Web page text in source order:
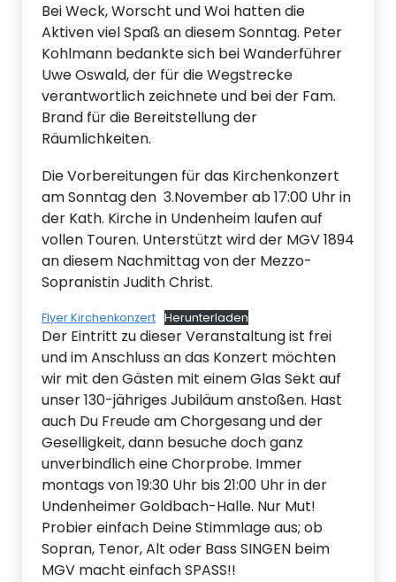
Bei Weck, Worscht und Woi hatten die
Aktiven viel Spaß an diesem Sonntag. Peter
Kohlmann bedankte sich bei Wanderführer
Uwe Oswald, der für die Wegstrecke
verantwortlich zeichnete und bei der Fam.
Brand für die Bereitstellung der
Räumlichkeiten.
Die Vorbereitungen für das Kirchenkonzert
am Sonntag den 3.November ab 17:00 Uhr in
der Kath. Kirche in Undenheim laufen auf
vollen Touren. Unterstützt wird der MGV 1894
an diesem Nachmittag von der Mezzo-
Sopranistin Judith Christ.
Flyer Kirchenkonzert Herunterladen
Der Eintritt zu dieser Veranstaltung ist frei
und im Anschluss an das Konzert möchten
wir mit den Gästen mit einem Glas Sekt auf
unser 130-jähriges Jubiläum anstoßen. Hast
auch Du Freude am Chorgesang und der
Geselligkeit, dann besuche doch ganz
unverbindlich eine Chorprobe. Immer
montags von 19:30 Uhr bis 21:00 Uhr in der
Undenheimer Goldbach-Halle. Nur Mut!
Probier einfach Deine Stimmlage aus; ob
Sopran, Tenor, Alt oder Bass SINGEN beim
MGV macht einfach SPASS!!